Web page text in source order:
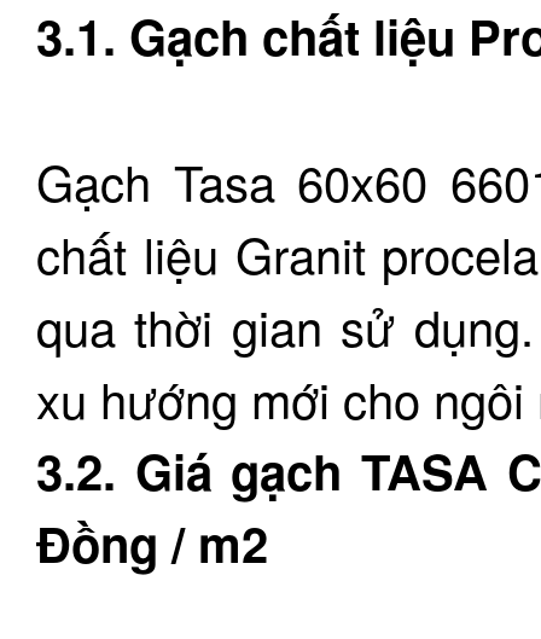
3.1. Gạch chất liệu
Gạch Tasa 60x60
chất liệu Granit
qua thời gian sử
xu hướng mới cho
3.2. Giá gạch TASA
Đồng / m2